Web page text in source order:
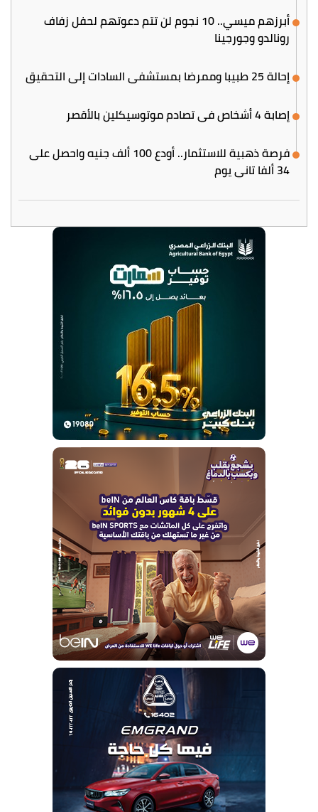
أبرزهم ميسي.. 10 نجوم لن تتم دعوتهم لحفل زفاف
رونالدو وجورجينا
إحالة 25 طبيبا وممرضا بمستشفى السادات إلى التحقيق
إصابة 4 أشخاص في تصادم موتوسيكلين بالأقصر
فرصة ذهبية للاستثمار.. أودع 100 ألف جنيه واحصل على
34 ألفا تاني يوم